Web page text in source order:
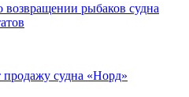
рыбаков судна
судна «Норд»